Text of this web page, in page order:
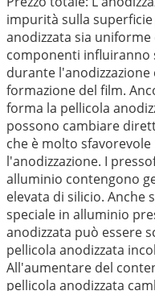
impurità sulla
anodizzata sia
componenti influiranno
durante
formazione del film.
forma la pellicola
possono cambiare
che è molto
l'anodizzazione. I
alluminio contengono
elevata di silicio. Anche
speciale in alluminio
anodizzata può essere
pellicola anodizzata
All'aumentare del
pellicola anodizzata